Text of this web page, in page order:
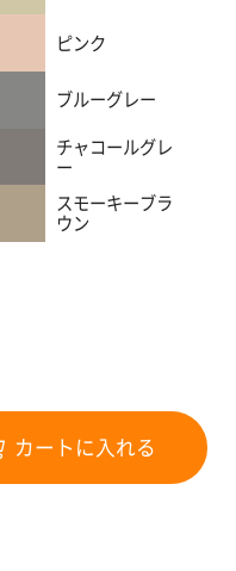
ピンク
ブルーグレー
チャコールグレ
ー
スモーキーブラ
ウン
カートに入れる